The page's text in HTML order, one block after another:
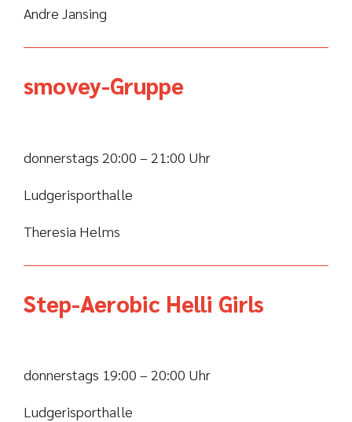
Andre Jansing
smovey-Gruppe
donnerstags 20:00 – 21:00 Uhr
Ludgerisporthalle
Theresia Helms
Step-Aerobic Helli Girls
donnerstags 19:00 – 20:00 Uhr
Ludgerisporthalle